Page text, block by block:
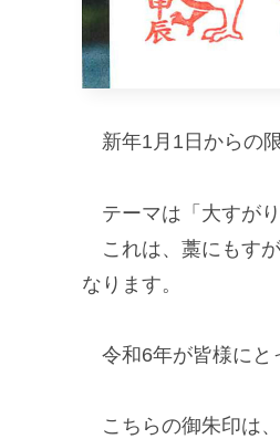
新年1月1日からの
テーマは「大すがり
これは、藁にもす
なります。
令和6年が皆様にと
こちらの御朱印は、